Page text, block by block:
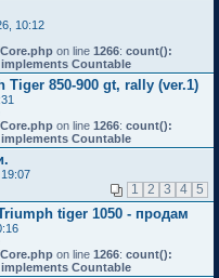
10:12
on line 1266: count():
Countable
850-900 gt, rally (ver.1)
on line 1266: count():
Countable
1 2 3 4 5
tiger 1050 - продам
on line 1266: count():
Countable